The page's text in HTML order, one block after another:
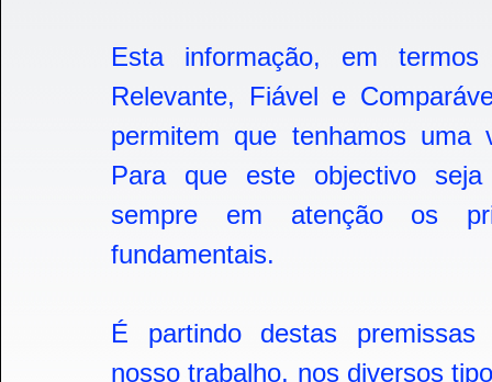
Esta informação, em
Relevante, Fiável e
permitem que tenhamos uma
Para que este objectivo
sempre em atenção os
fundamentais.
É partindo destas premissas
nosso trabalho, nos diversos